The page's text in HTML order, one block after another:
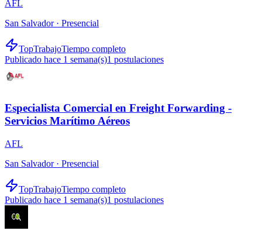
AFL
San Salvador · Presencial
TopTrabajoTiempo completo
Publicado hace 1 semana(s)1 postulaciones
Especialista Comercial en Freight Forwarding -
Servicios Marítimo Aéreos
AFL
San Salvador · Presencial
TopTrabajoTiempo completo
Publicado hace 1 semana(s)1 postulaciones